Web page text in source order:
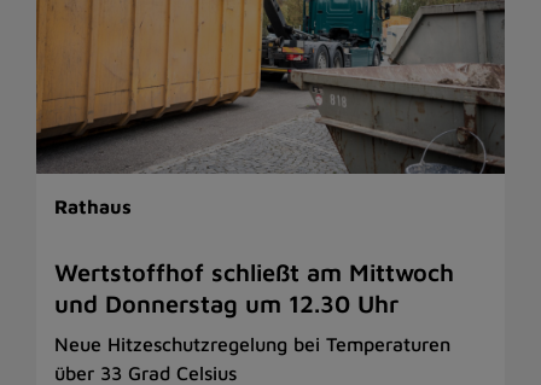
Rathaus
Wertstoffhof schließt am Mittwoch
und Donnerstag um 12.30 Uhr
Neue Hitzeschutzregelung bei Temperaturen
über 33 Grad Celsius